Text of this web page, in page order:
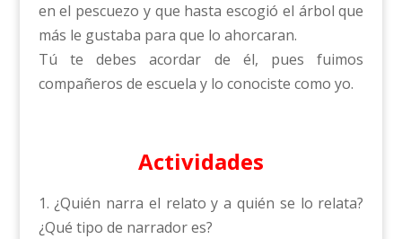
en el pescuezo y que hasta escogió el árbol que
más le gustaba para que lo ahorcaran.
Tú te debes acordar de él, pues fuimos
compañeros de escuela y lo conociste como yo.
Actividades
1. ¿Quién narra el relato y a quién se lo relata?
¿Qué tipo de narrador es?